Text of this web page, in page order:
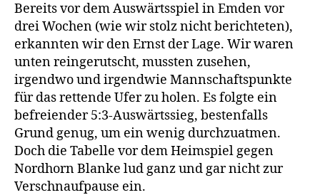
Bereits vor dem Auswärtsspiel in Emden vor
drei Wochen (wie wir stolz nicht berichteten),
erkannten wir den Ernst der Lage. Wir waren
unten reingerutscht, mussten zusehen,
irgendwo und irgendwie Mannschaftspunkte
für das rettende Ufer zu holen. Es folgte ein
befreiender 5:3-Auswärtssieg, bestenfalls
Grund genug, um ein wenig durchzuatmen.
Doch die Tabelle vor dem Heimspiel gegen
Nordhorn Blanke lud ganz und gar nicht zur
Verschnaufpause ein.